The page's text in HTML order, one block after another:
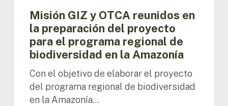
biodiversidad
Amazonía
Misión GIZ y OTCA reunidos en
la preparación del proyecto
para el programa regional de
biodiversidad en la Amazonía
Con el objetivo de elaborar el proyecto
del programa regional de biodiversidad
en la Amazonía…